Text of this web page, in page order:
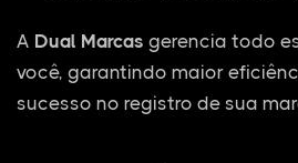
A Dual Marcas gerencia todo
você, garantindo maior
sucesso no registro de sua